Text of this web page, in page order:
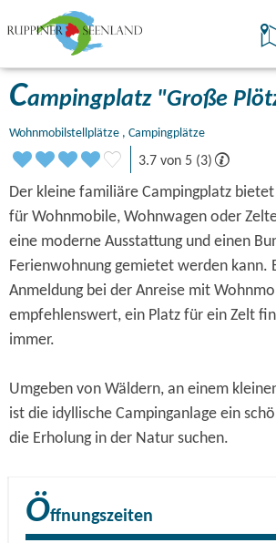
Campingplatz "Große
Wohnmobilstellplätze , Campingplätze
3.7 von 5 (3)
Der kleine familiäre Campingplatz
für Wohnmobile, Wohnwagen oder
eine moderne Ausstattung und einen
Ferienwohnung gemietet werden kann.
Anmeldung bei der Anreise mit
empfehlenswert, ein Platz für ein Zelt
immer.
Umgeben von Wäldern, an einem
ist die idyllische Campinganlage ein
die Erholung in der Natur suchen.
Öffnungszeiten